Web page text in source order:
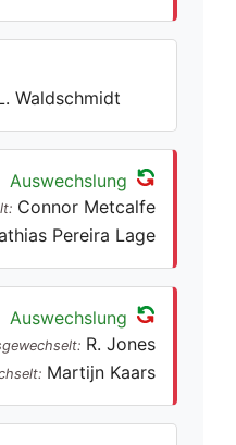
Waldschmidt
Auswechslung
Connor Metcalfe
Pereira Lage
Auswechslung
R. Jones
Martijn Kaars